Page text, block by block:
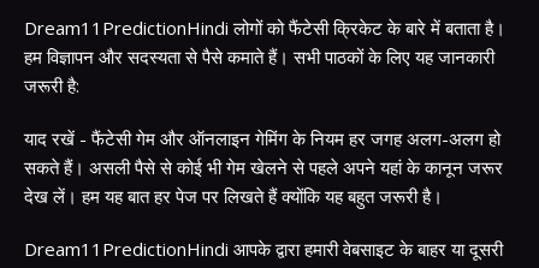
Dream11PredictionHindi लोगों को फैंटेसी क्रिकेट के बारे में बताता है।
हम विज्ञापन और सदस्यता से पैसे कमाते हैं। सभी पाठकों के लिए यह जानकारी
जरूरी है:
याद रखें - फैंटेसी गेम और ऑनलाइन गेमिंग के नियम हर जगह अलग-अलग हो
सकते हैं। असली पैसे से कोई भी गेम खेलने से पहले अपने यहां के कानून जरूर
देख लें। हम यह बात हर पेज पर लिखते हैं क्योंकि यह बहुत जरूरी है।
Dream11PredictionHindi आपके द्वारा हमारी वेबसाइट के बाहर या दूसरी